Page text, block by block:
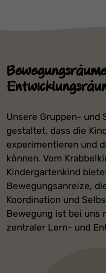
Unsere Gruppen- und
gestaltet, dass die
experimentieren und
können. Vom
Kindergartenkind
Bewegungsanreize,
Koordination und
Bewegung ist bei uns
zentraler Lern- und